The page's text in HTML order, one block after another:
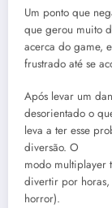
Um ponto que
que gerou muito
acerca do game,
frustrado até se
Após levar um
desorientado o
leva a ter esse
diversão. O
modo multiplayer
divertir por
horror).